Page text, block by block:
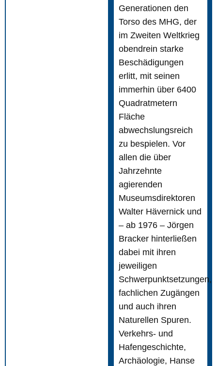
Generationen den
Torso des MHG, der
im Zweiten Weltkrieg
obendrein starke
Beschädigungen
erlitt, mit seinen
immerhin über 6400
Quadratmetern
Fläche
abwechslungsreich
zu bespielen. Vor
allen die über
Jahrzehnte
agierenden
Museumsdirektoren
Walter Hävernick und
– ab 1976 – Jörgen
Bracker hinterließen
dabei mit ihren
jeweiligen
Schwerpunktsetzungen,
fachlichen Zugängen
und auch ihren
Naturellen Spuren.
Verkehrs- und
Hafengeschichte,
Archäologie, Hanse